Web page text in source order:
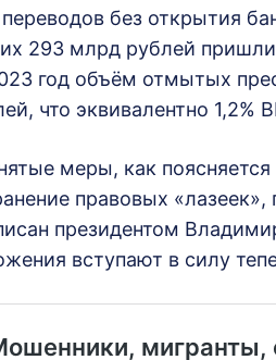
без открытия
293 млрд рублей
год объём отмытых
что эквивалентно 1,2%
меры, как поясняется
правовых
президентом
вступают в силу